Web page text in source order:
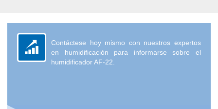
Contáctese hoy mismo con nuestros expertos
en humidificación para informarse sobre el
humidificador AF-22.